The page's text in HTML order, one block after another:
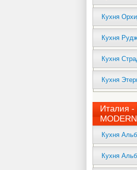
Кухня
Кухня
Кухня
Кухня
Италия -
MODERN
Кухня
Кухня